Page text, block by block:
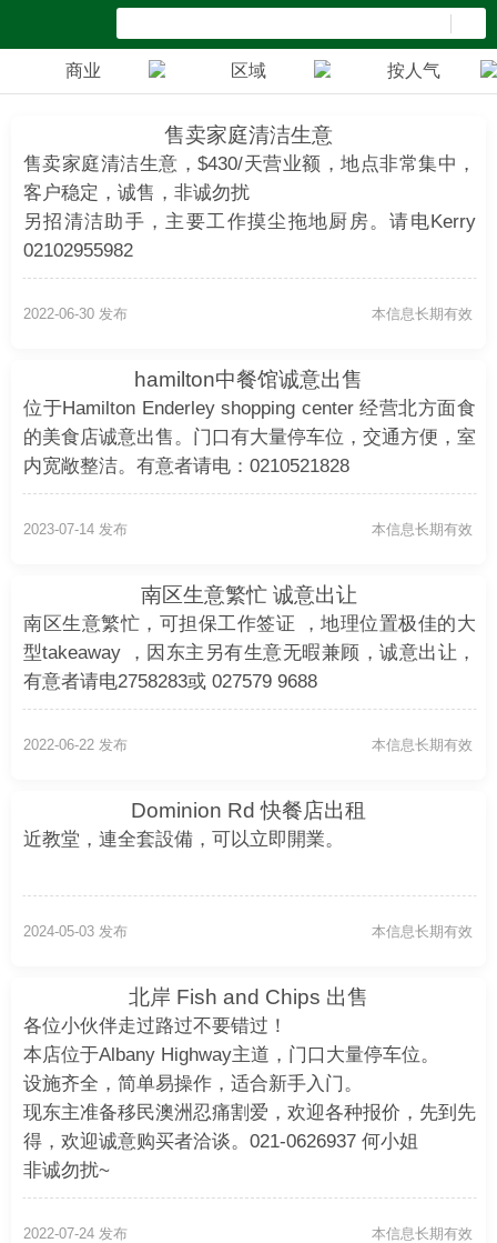
商业 区域 按人气
售卖家庭清洁生意
售卖家庭清洁生意，$430/天营业额，地点非常集中，
客户稳定，诚售，非诚勿扰
另招清洁助手，主要工作摸尘拖地厨房。请电Kerry
02102955982
本信息长期有效
2022-06-30 发布
hamilton中餐馆诚意出售
位于Hamilton Enderley shopping center 经营北方面食
的美食店诚意出售。门口有大量停车位，交通方便，室
内宽敞整洁。有意者请电：0210521828
本信息长期有效
2023-07-14 发布
南区生意繁忙 诚意出让
南区生意繁忙，可担保工作签证 ，地理位置极佳的大
型takeaway ，因东主另有生意无暇兼顾，诚意出让，
有意者请电2758283或 027579 9688
本信息长期有效
2022-06-22 发布
Dominion Rd 快餐店出租
近教堂，連全套設備，可以立即開業。
本信息长期有效
2024-05-03 发布
北岸 Fish and Chips 出售
各位小伙伴走过路过不要错过！
本店位于Albany Highway主道，门口大量停车位。
设施齐全，简单易操作，适合新手入门。
现东主准备移民澳洲忍痛割爱，欢迎各种报价，先到先
得，欢迎诚意购买者洽谈。021-0626937 何小姐
非诚勿扰~
本信息长期有效
2022-07-24 发布